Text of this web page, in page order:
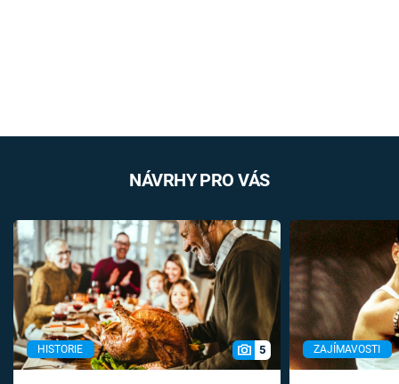
NÁVRHY PRO VÁS
HISTORIE 5 ZAJÍMAVOSTI